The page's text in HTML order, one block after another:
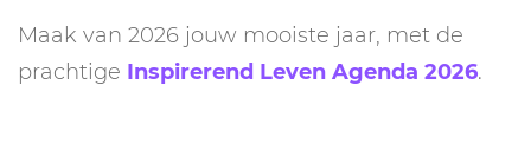
Maak van 2026 jouw mooiste jaar, met de
prachtige Inspirerend Leven Agenda 2026.